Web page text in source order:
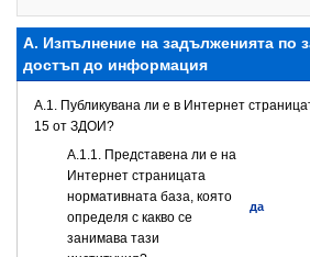
А. Изпълнение на задълженията по
достъп до информация
A.1. Публикувана ли е в Интернет
15 от ЗДОИ?
A.1.1. Представена ли е на
Интернет страницата
нормативната база, която
определя с какво се
занимава тази
да